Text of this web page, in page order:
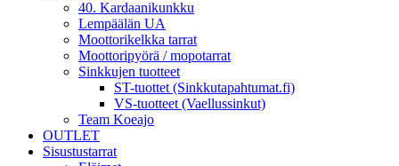
40. Kardaanikunkku
Lempäälän UA
Moottorikelkka tarrat
Moottoripyörä / mopotarrat
Sinkkujen tuotteet
ST-tuottet (Sinkkutapahtumat.fi)
VS-tuotteet (Vaellussinkut)
Team Koeajo
OUTLET
Sisustustarrat